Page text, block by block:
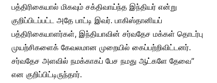
பத்திரிகையால் மிகவும் சக்திவாய்ந்த இந்தியர் என்று
குறிப்பிடப்பட்ட அதே பாட்டி இவர். பாகிஸ்தானியப்
பத்திரிகையாளர்கள், இந்தியாவின் சர்வதேச மக்கள் தொடர்பு
முயற்சிகளைக் கேவலமான முறையில் கைப்பற்றிவிட்டனர்.
சர்வதேச அளவில் நமக்காகப் பேச நமது ஆட்களே தேவை”
என குறிப்பிட்டிருந்தார்.